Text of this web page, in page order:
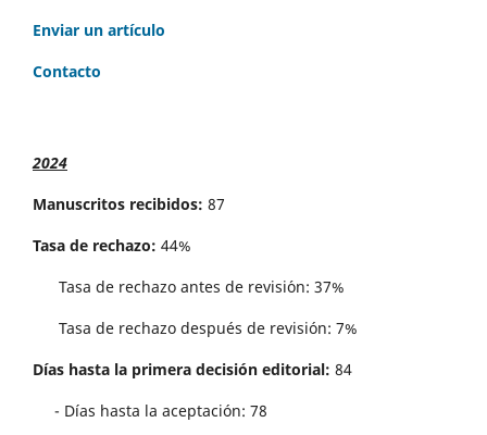
Enviar un artículo
Contacto
2024
Manuscritos recibidos: 87
Tasa de rechazo: 44%
Tasa de rechazo antes de revisi´on: 37%
Tasa de rechazo después de revisión: 7%
Días hasta la primera decisión editorial: 84
- Días hasta la aceptación: 78